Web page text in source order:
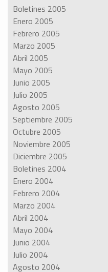
Boletines 2005
Enero 2005
Febrero 2005
Marzo 2005
Abril 2005
Mayo 2005
Junio 2005
Julio 2005
Agosto 2005
Septiembre 2005
Octubre 2005
Noviembre 2005
Diciembre 2005
Boletines 2004
Enero 2004
Febrero 2004
Marzo 2004
Abril 2004
Mayo 2004
Junio 2004
Julio 2004
Agosto 2004